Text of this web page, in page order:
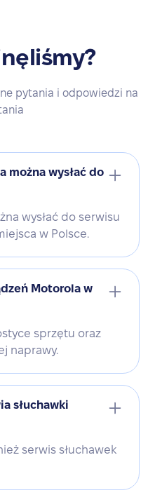
pytania i odpowiedzi na
można wysłać do
wysłać do serwisu
w Polsce.
Motorola w
sprzętu oraz
naprawy.
słuchawki
serwis słuchawek